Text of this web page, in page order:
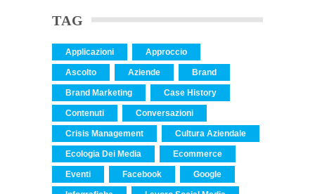
TAG
Applicazioni Approccio
Ascolto Aziende Brand
Brand Marketing Case History
Contenuti Conversazioni
Crisis Management Cultura Aziendale
Ecologia Dei Media Ecommerce
Eventi Facebook Google